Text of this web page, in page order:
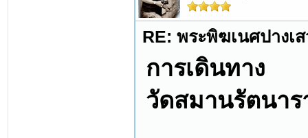
RE: พระพิฆเนศปางเ
การเดินทาง
วัดสมานรัตนา